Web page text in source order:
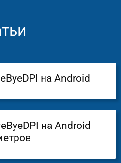
на Android
на Android